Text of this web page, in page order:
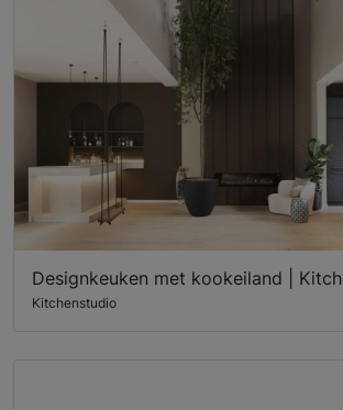
Designkeuken met kookeiland |
Kitchenstudio